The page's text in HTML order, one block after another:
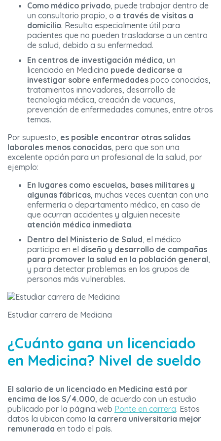
Como médico privado, puede trabajar dentro de
un consultorio propio, o a través de visitas a
domicilio. Resulta especialmente útil para
pacientes que no pueden trasladarse a un centro
de salud, debido a su enfermedad.
En centros de investigación médica, un
licenciado en Medicina puede dedicarse a
investigar sobre enfermedades poco conocidas,
tratamientos innovadores, desarrollo de
tecnología médica, creación de vacunas,
prevención de enfermedades comunes, entre otros
temas.
Por supuesto, es posible encontrar otras salidas
laborales menos conocidas, pero que son una
excelente opción para un profesional de la salud, por
ejemplo:
En lugares como escuelas, bases militares y
algunas fábricas, muchas veces cuentan con una
enfermería o departamento médico, en caso de
que ocurran accidentes y alguien necesite
atención médica inmediata.
Dentro del Ministerio de Salud, el médico
participa en el diseño y desarrollo de campañas
para promover la salud en la población general,
y para detectar problemas en los grupos de
personas más vulnerables.
Estudiar carrera de Medicina
¿Cuánto gana un licenciado
en Medicina? Nivel de sueldo
El salario de un licenciado en Medicina está por
encima de los S/4.000, de acuerdo con un estudio
publicado por la página web Ponte en carrera. Estos
datos la ubican como la carrera universitaria mejor
remunerada en todo el país.